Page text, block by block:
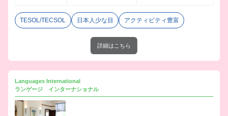
TESOL/TECSOL 日本人少な目 アクティビティ豊富
詳細はこちら
Languages International
ランゲージ インターナショナル